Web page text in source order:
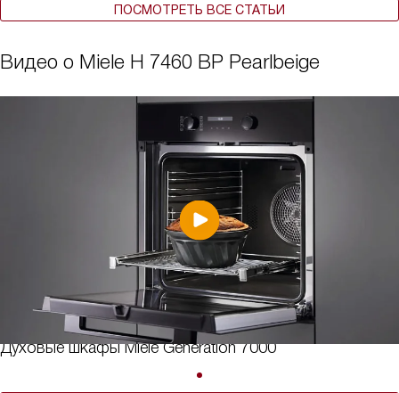
ПОСМОТРЕТЬ ВСЕ СТАТЬИ
Видео о Miele H 7460 BP Pearlbeige
Духовые шкафы Miele Generation 7000